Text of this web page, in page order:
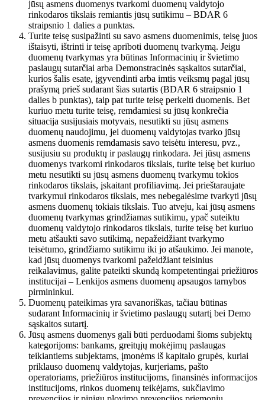
jūsų asmens duomenys tvarkomi duomenų valdytojo
rinkodaros tikslais remiantis jūsų sutikimu – BDAR 6
straipsnio 1 dalies a punktas.
Turite teisę susipažinti su savo asmens duomenimis, teisę juos
ištaisyti, ištrinti ir teisę apriboti duomenų tvarkymą. Jeigu
duomenų tvarkymas yra būtinas Informacinių ir švietimo
paslaugų sutarčiai arba Demonstracinės sąskaitos sutarčiai,
kurios šalis esate, įgyvendinti arba imtis veiksmų pagal jūsų
prašymą prieš sudarant šias sutartis (BDAR 6 straipsnio 1
dalies b punktas), taip pat turite teisę perkelti duomenis. Bet
kuriuo metu turite teisę, remdamiesi su jūsų konkrečia
situacija susijusiais motyvais, nesutikti su jūsų asmens
duomenų naudojimu, jei duomenų valdytojas tvarko jūsų
asmens duomenis remdamasis savo teisėtu interesu, pvz.,
susijusiu su produktų ir paslaugų rinkodara. Jei jūsų asmens
duomenys tvarkomi rinkodaros tikslais, turite teisę bet kuriuo
metu nesutikti su jūsų asmens duomenų tvarkymu tokios
rinkodaros tikslais, įskaitant profiliavimą. Jei prieštaraujate
tvarkymui rinkodaros tikslais, mes nebegalėsime tvarkyti jūsų
asmens duomenų tokiais tikslais. Tuo atveju, kai jūsų asmens
duomenų tvarkymas grindžiamas sutikimu, ypač suteiktu
duomenų valdytojo rinkodaros tikslais, turite teisę bet kuriuo
metu atšaukti savo sutikimą, nepažeidžiant tvarkymo
teisėtumo, grindžiamo sutikimu iki jo atšaukimo. Jei manote,
kad jūsų duomenys tvarkomi pažeidžiant teisinius
reikalavimus, galite pateikti skundą kompetentingai priežiūros
institucijai – Lenkijos asmens duomenų apsaugos tarnybos
pirmininkui.
Duomenų pateikimas yra savanoriškas, tačiau būtinas
sudarant Informacinių ir švietimo paslaugų sutartį bei Demo
sąskaitos sutartį.
Jūsų asmens duomenys gali būti perduodami šioms subjektų
kategorijoms: bankams, greitųjų mokėjimų paslaugas
teikiantiems subjektams, įmonėms iš kapitalo grupės, kuriai
priklauso duomenų valdytojas, kurjeriams, pašto
operatoriams, priežiūros institucijoms, finansinės informacijos
institucijoms, rinkos duomenų teikėjams, sukčiavimo